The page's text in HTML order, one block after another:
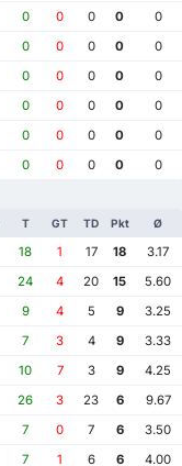
0 0 0 0
0
0 0 0 0
0
0 0 0 0
0
0 0 0 0
0
0 0 0 0
0
0 0 0 0 0
T GT TD Pkt Ø
18 1 17 18
3.17
24 4 20 15
5.60
9 4 5 9
3.25
7 3 4 9
3.33
10 7 3 9
4.25
26 3 23 6
9.67
7 0 7 6
3.50
7 1 6 6
4.00